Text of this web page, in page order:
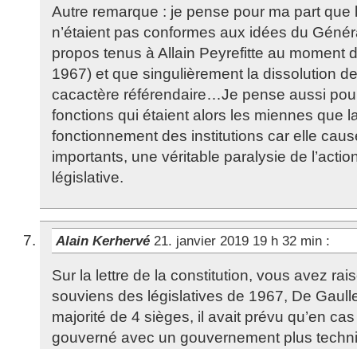
Autre remarque : je pense pour ma part que
n’étaient pas conformes aux idées du
propos tenus à Allain Peyrefitte au moment
1967) et que singulièrement la dissolution
cacactère référendaire…Je pense aussi
fonctions qui étaient alors les miennes que
fonctionnement des institutions car elle
importants, une véritable paralysie de
législative.
Alain Kerhervé 21. janvier 2019 19 h 32 min :
Sur la lettre de la constitution, vous avez
souviens des législatives de 1967, De
majorité de 4 sièges, il avait prévu qu’en
gouverné avec un gouvernement plus